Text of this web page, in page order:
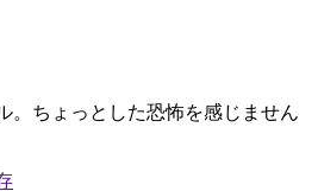
。ちょっとした恐怖を感じません